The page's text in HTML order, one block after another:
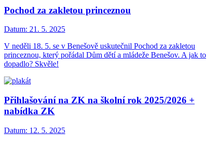
Pochod za zakletou princeznou
Datum: 21. 5. 2025
V neděli 18. 5. se v Benešově uskutečnil Pochod za zakletou
princeznou, který pořádal Dům dětí a mládeže Benešov. A jak to
dopadlo? Skvěle!
Přihlašování na ZK na školní rok 2025/2026 +
nabídka ZK
Datum: 12. 5. 2025